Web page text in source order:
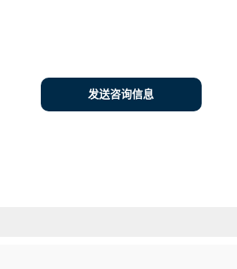
发送咨询信息